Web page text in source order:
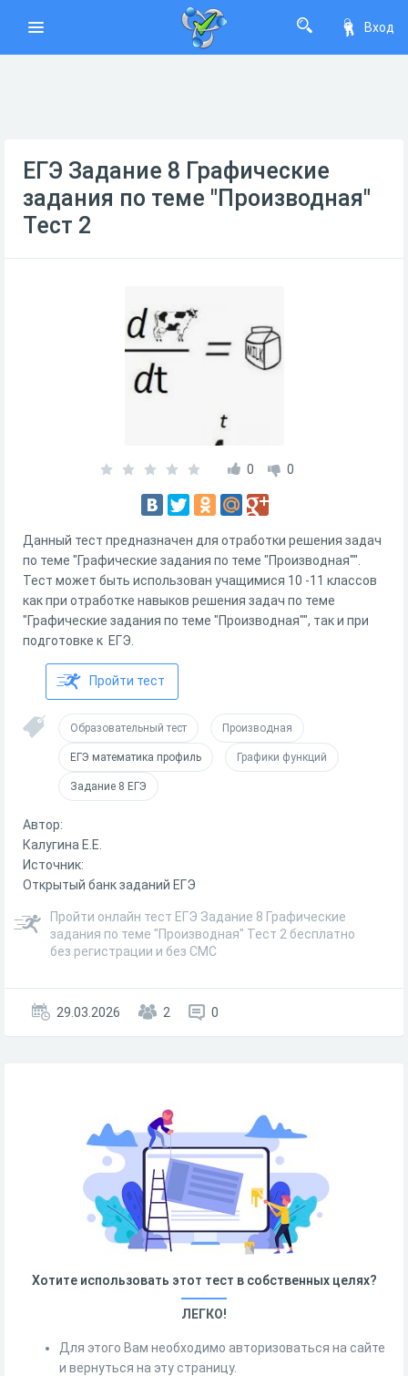
Вход
ЕГЭ Задание 8 Графические
задания по теме "Производная"
Тест 2
0 0
Данный тест предназначен для отработки решения задач
по теме "Графические задания по теме "Производная"".
Тест может быть использован учащимися 10 -11 классов
как при отработке навыков решения задач по теме
"Графические задания по теме "Производная"", так и при
подготовке к ЕГЭ.
Пройти тест
Образовательный тест Производная
ЕГЭ математика профиль Графики функций
Задание 8 ЕГЭ
Автор:
Калугина Е.Е.
Источник:
Открытый банк заданий ЕГЭ
Пройти онлайн тест ЕГЭ Задание 8 Графические
задания по теме "Производная" Тест 2 бесплатно
без регистрации и без СМС
29.03.2026 2 0
Хотите использовать этот тест в собственных целях?
ЛЕГКО!
Для этого Вам необходимо авторизоваться на сайте
и вернуться на эту страницу.